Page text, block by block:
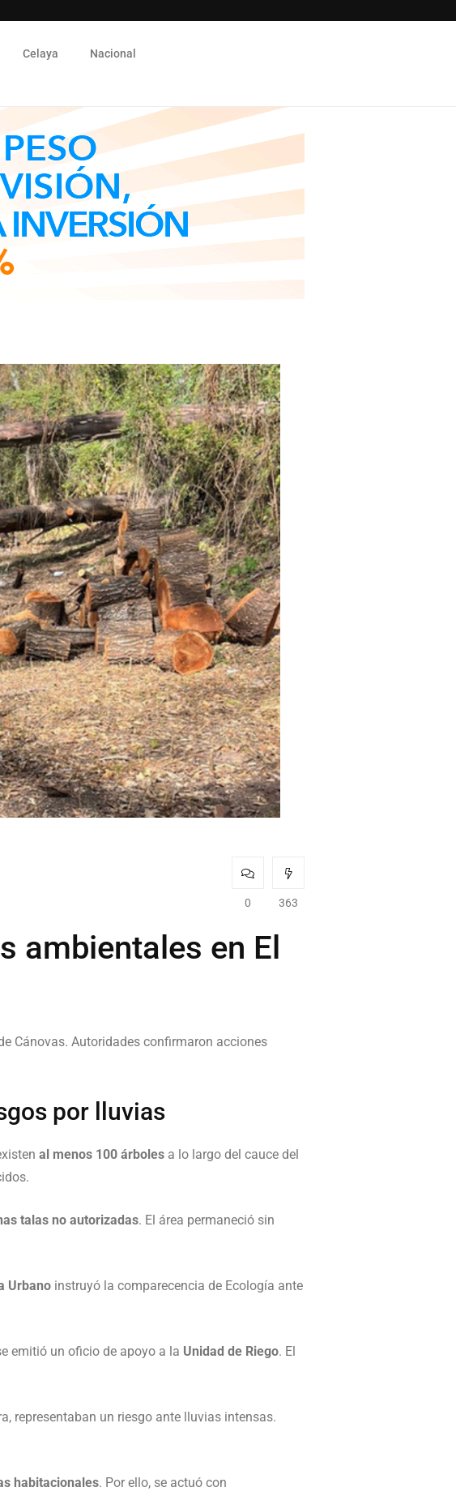
Celaya Nacional
0 363
ambientales en El
Cánovas. Autoridades confirmaron acciones
por lluvias
al menos 100 árboles a lo largo del cauce del
talas no autorizadas. El área permaneció sin
Urbano instruyó la comparecencia de Ecología ante
emitió un oficio de apoyo a la Unidad de Riego. El
representaban un riesgo ante lluvias intensas.
habitacionales. Por ello, se actuó con